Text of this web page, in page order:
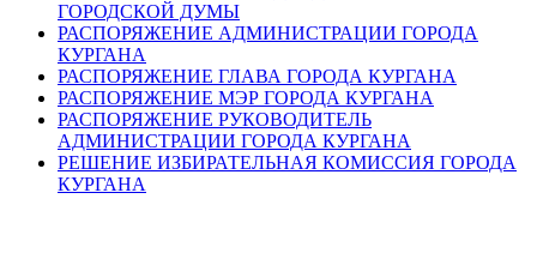
ГОРОДСКОЙ ДУМЫ
РАСПОРЯЖЕНИЕ АДМИНИСТРАЦИИ ГОРОДА
КУРГАНА
РАСПОРЯЖЕНИЕ ГЛАВА ГОРОДА КУРГАНА
РАСПОРЯЖЕНИЕ МЭР ГОРОДА КУРГАНА
РАСПОРЯЖЕНИЕ РУКОВОДИТЕЛЬ
АДМИНИСТРАЦИИ ГОРОДА КУРГАНА
РЕШЕНИЕ ИЗБИРАТЕЛЬНАЯ КОМИССИЯ ГОРОДА
КУРГАНА